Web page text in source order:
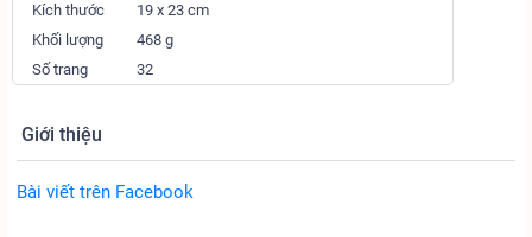
Kích thước
19 x 23 cm
Khối lượng
468 g
Số trang
32
Giới thiệu
Bài viết trên Facebook